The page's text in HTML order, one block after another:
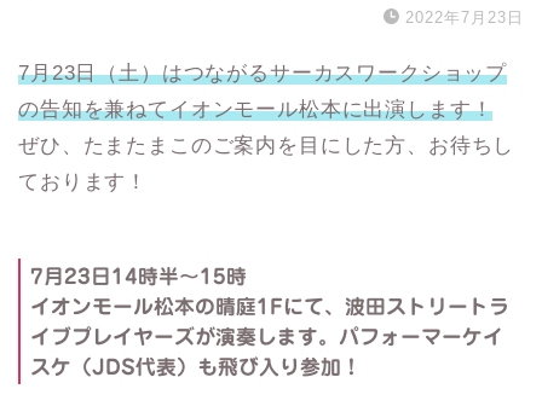
2022年7月23日
7月23日（土）はつながるサーカスワークショップ
の告知を兼ねてイオンモール松本に出演します！
ぜひ、たまたまこのご案内を目にした方、お待ちし
ております！
7月23日14時半〜15時
イオンモール松本の晴庭1Fにて、波田ストリートラ
イブプレイヤーズが演奏します。パフォーマーケイ
スケ（JDS代表）も飛び入り参加！